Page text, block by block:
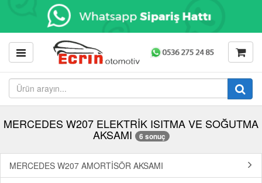
MERCEDES W207 ELEKTRİK ISITMA VE SOĞUTMA
AKSAMI 6 sonuç
MERCEDES W207 AMORTİSÖR AKSAMI